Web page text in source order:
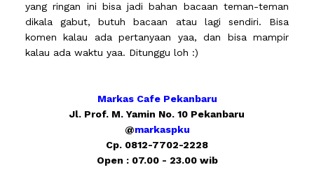
yang ringan ini bisa jadi bahan bacaan teman-teman
dikala gabut, butuh bacaan atau lagi sendiri. Bisa
komen kalau ada pertanyaan yaa, dan bisa mampir
kalau ada waktu yaa. Ditunggu loh :)
Markas Cafe Pekanbaru
Jl. Prof. M. Yamin No. 10 Pekanbaru
@markaspku
Cp. 0812-7702-2228
Open : 07.00 - 23.00 wib